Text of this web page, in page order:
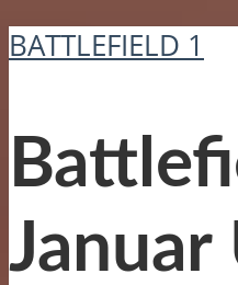
BATTLEFIELD 1
Januar